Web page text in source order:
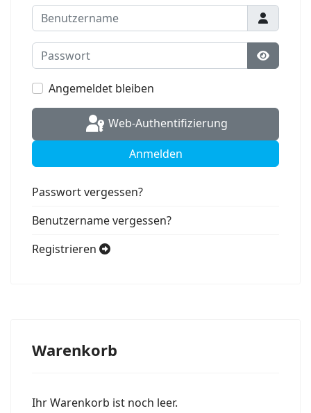
Benutzername
Passwort
Angemeldet bleiben
Web-Authentifizierung
Anmelden
Passwort vergessen?
Benutzername vergessen?
Registrieren
Warenkorb
Ihr Warenkorb ist noch leer.